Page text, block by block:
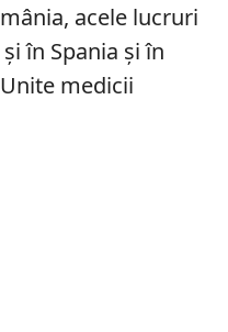
acele lucruri
în Spania şi în
medicii